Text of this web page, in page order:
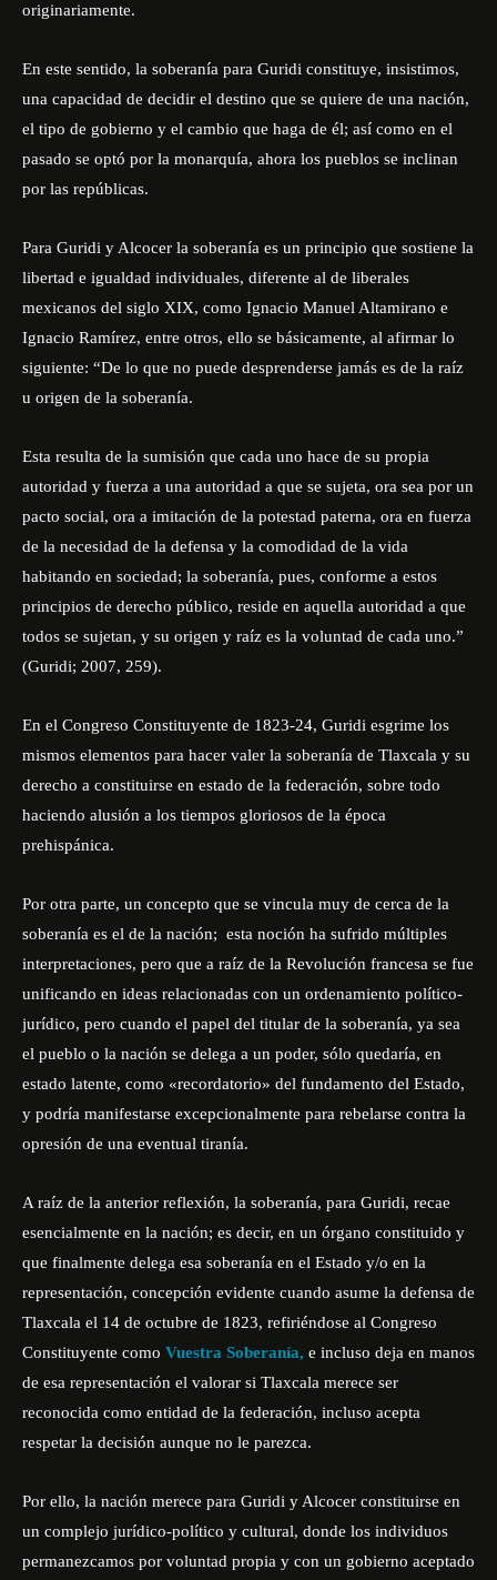
originariamente.
En este sentido, la soberanía para Guridi constituye, insistimos,
una capacidad de decidir el destino que se quiere de una nación,
el tipo de gobierno y el cambio que haga de él; así como en el
pasado se optó por la monarquía, ahora los pueblos se inclinan
por las repúblicas.
Para Guridi y Alcocer la soberanía es un principio que sostiene la
libertad e igualdad individuales, diferente al de liberales
mexicanos del siglo XIX, como Ignacio Manuel Altamirano e
Ignacio Ramírez, entre otros, ello se básicamente, al afirmar lo
siguiente: “De lo que no puede desprenderse jamás es de la raíz
u origen de la soberanía.
Esta resulta de la sumisión que cada uno hace de su propia
autoridad y fuerza a una autoridad a que se sujeta, ora sea por un
pacto social, ora a imitación de la potestad paterna, ora en fuerza
de la necesidad de la defensa y la comodidad de la vida
habitando en sociedad; la soberanía, pues, conforme a estos
principios de derecho público, reside en aquella autoridad a que
todos se sujetan, y su origen y raíz es la voluntad de cada uno.”
(Guridi; 2007, 259).
En el Congreso Constituyente de 1823-24, Guridi esgrime los
mismos elementos para hacer valer la soberanía de Tlaxcala y su
derecho a constituirse en estado de la federación, sobre todo
haciendo alusión a los tiempos gloriosos de la época
prehispánica.
Por otra parte, un concepto que se vincula muy de cerca de la
soberanía es el de la nación; esta noción ha sufrido múltiples
interpretaciones, pero que a raíz de la Revolución francesa se fue
unificando en ideas relacionadas con un ordenamiento político-
jurídico, pero cuando el papel del titular de la soberanía, ya sea
el pueblo o la nación se delega a un poder, sólo quedaría, en
estado latente, como «recordatorio» del fundamento del Estado,
y podría manifestarse excepcionalmente para rebelarse contra la
opresión de una eventual tiranía.
A raíz de la anterior reflexión, la soberanía, para Guridi, recae
esencialmente en la nación; es decir, en un órgano constituido y
que finalmente delega esa soberanía en el Estado y/o en la
representación, concepción evidente cuando asume la defensa de
Tlaxcala el 14 de octubre de 1823, refiriéndose al Congreso
Constituyente como Vuestra Soberanía, e incluso deja en manos
de esa representación el valorar si Tlaxcala merece ser
reconocida como entidad de la federación, incluso acepta
respetar la decisión aunque no le parezca.
Por ello, la nación merece para Guridi y Alcocer constituirse en
un complejo jurídico-político y cultural, donde los individuos
permanezcamos por voluntad propia y con un gobierno aceptado